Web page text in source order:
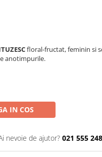
floral-fructat, feminin si
anotimpurile.
IN COS
nevoie de ajutor? 021 555